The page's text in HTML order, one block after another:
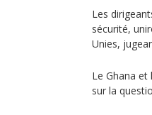
Les
sécurité,
Unies,
Le Ghana
sur la